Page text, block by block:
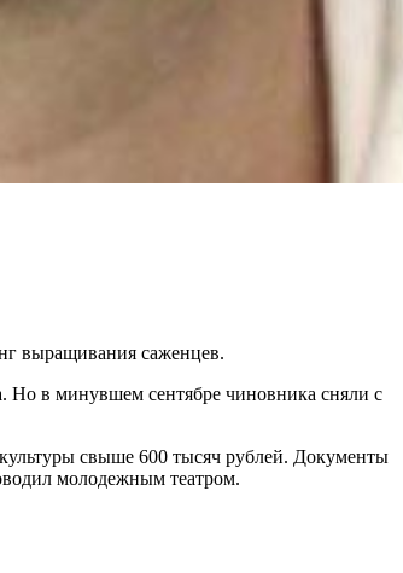
выращивания саженцев.
Но в минувшем сентябре чиновника сняли с
свыше 600 тысяч рублей. Документы
молодежным театром.